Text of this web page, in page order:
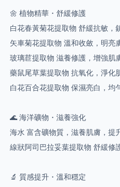
🌼 植物精華・舒緩修護
白花春黃菊花提取物 舒緩抗敏，
矢車菊花提取物 溫和收斂，明亮
玻璃苣提取物 滋養修護，增強肌
藥鼠尾草葉提取物 抗氧化，淨化
白花百合花提取物 保濕亮白，均
🌊 海洋礦物・滋養強化
海水 富含礦物質，滋養肌膚，提
線狀阿司巴拉妥葉提取物 舒緩修
🔬 質感提升・溫和穩定